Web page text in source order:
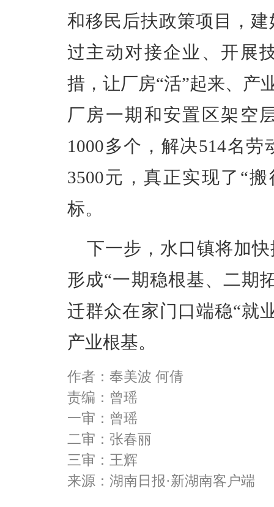
和移民后扶政策项目，
过主动对接企业、开展
措，让厂房“活”起来、产
厂房一期和安置区架空
1000多个，解决514名
3500元，真正实现了“
标。
下一步，水口镇将加
形成“一期稳根基、二期
迁群众在家门口端稳“就
产业根基。
作者：奉美波 何倩
责编：曾瑶
一审：曾瑶
二审：张春丽
三审：王辉
来源：湖南日报·新湖南客户端